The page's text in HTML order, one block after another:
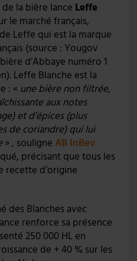
la bière lance Leffe
le marché français,
Leffe qui est la marque
(source : Yougov
d’Abbaye numéro 1
Leffe Blanche est la
: « une bière non filtrée,
aux notes
et d’épices (plus
de coriandre) qui lui
» , souligne AB InBev
précisant que tous les
recette d’origine
des Blanches avec
renforce sa présence
250 000 HL en
de + 40 % sur les